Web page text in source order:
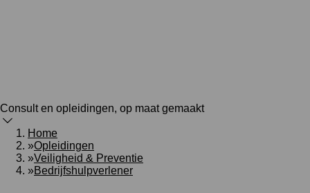
Consult en opleidingen, op maat gemaakt
Home
»Opleidingen
»Veiligheid & Preventie
»Bedrijfshulpverlener